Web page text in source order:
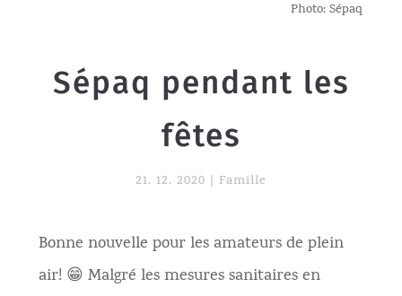
Photo: Sépaq
Sépaq pendant les
fêtes
21. 12. 2020 Famille
Bonne nouvelle pour les amateurs de plein
air! 😁 Malgré les mesures sanitaires en